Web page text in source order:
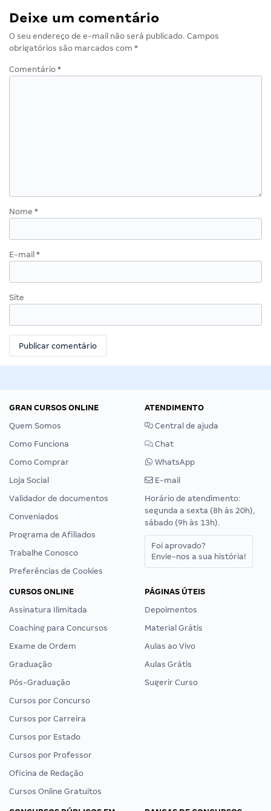
Deixe um comentário
O seu endereço de e-mail não será publicado. Campos
obrigatórios são marcados com *
Comentário *
Nome *
E-mail *
Site
GRAN CURSOS ONLINE
Quem Somos
Como Funciona
Como Comprar
Loja Social
Validador de documentos
Conveniados
Programa de Afiliados
Trabalhe Conosco
Preferências de Cookies
ATENDIMENTO
Central de ajuda
Chat
WhatsApp
E-mail
Horário de atendimento:
segunda a sexta (8h às 20h),
sábado (9h às 13h).
Foi aprovado?
Envie-nos a sua história!
CURSOS ONLINE
Assinatura Ilimitada
Coaching para Concursos
Exame de Ordem
Graduação
Pós-Graduação
Cursos por Concurso
Cursos por Carreira
Cursos por Estado
Cursos por Professor
Oficina de Redação
Cursos Online Gratuitos
PÁGINAS ÚTEIS
Depoimentos
Material Grátis
Aulas ao Vivo
Aulas Grátis
Sugerir Curso